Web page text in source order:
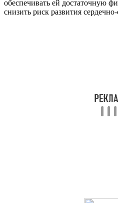
обеспечивать ей достаточную
снизить риск развития